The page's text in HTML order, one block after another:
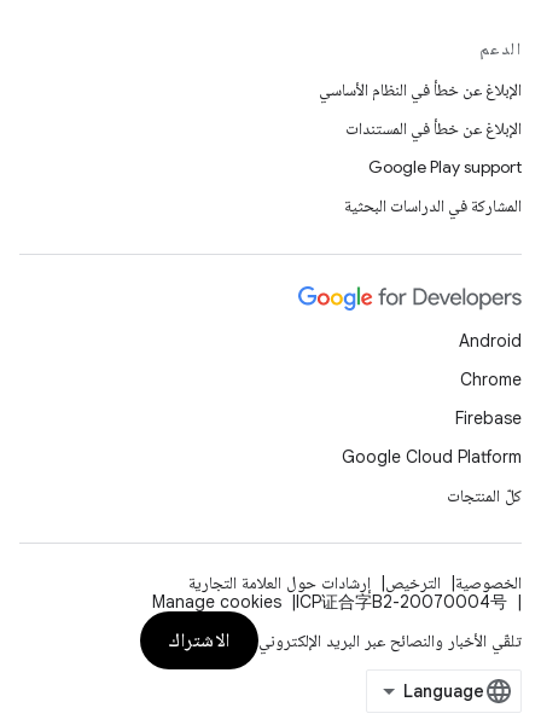
الدعم
الإبلاغ عن خطأ في النظام الأساسي
الإبلاغ عن خطأ في المستندات
Google Play support
المشاركة في الدراسات البحثية
Android
Chrome
Firebase
Google Cloud Platform
كلّ المنتجات
الخصوصية الترخيص
إرشادات حول العلامة التجارية
ICP证合字B2-20070004号
Manage cookies
تلقّي الأخبار والنصائح عبر البريد الإلكتروني
الاشتراك